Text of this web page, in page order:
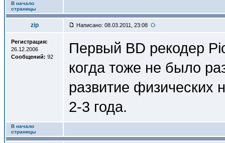
В начало
страницы
zip Написано: 08.03.2011, 23:08
Регистрация:
26.12.2006
Сообщений: 92
Первый BD рекодер
когда тоже не было
развитие физических
2-3 года.
В начало
страницы